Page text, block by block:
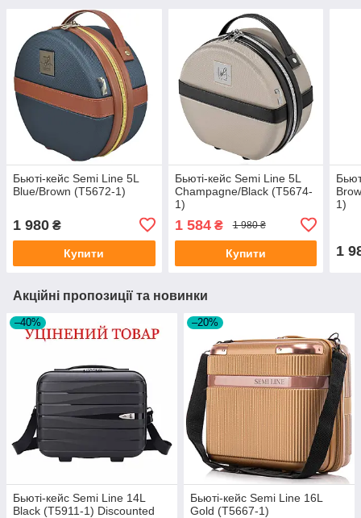
Бьюті-кейс Semi Line 5L
Blue/Brown (T5672-1)
1 980 ₴
Купити
Бьюті-кейс Semi Line 5L
Champagne/Black (T5674-
1)
1 584₴ 1 980 ₴
Купити
1)
1
Акційні пропозиції та новинки
–40%
Бьюті-кейс Semi Line 14L
Black (T5911-1) Discounted
–20%
Бьюті-кейс Semi Line 16L
Gold (T5667-1)